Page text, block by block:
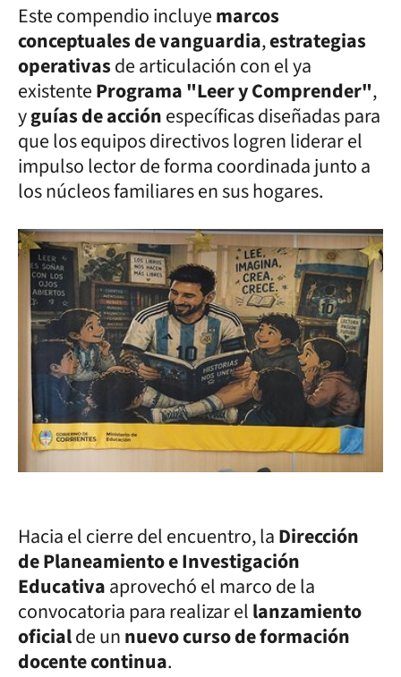
Este compendio incluyemarcos
conceptuales de vanguardia,estrategias
operativasde articulación con el ya
existentePrograma "Leer y Comprender",
yguías de acciónespecíficas diseñadas para
que los equipos directivos logren liderar el
impulso lector de forma coordinada junto a
los núcleos familiares en sus hogares.
Hacia el cierre del encuentro, laDirección
de Planeamiento e Investigación
Educativaaprovechó el marco de la
convocatoria para realizar ellanzamiento
oficialde unnuevo curso de formación
docente continua.